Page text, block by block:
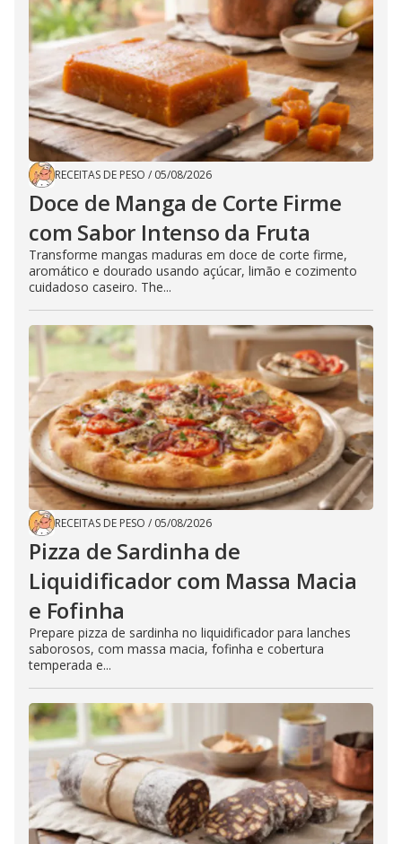
RECEITAS DE PESO / 05/08/2026
Doce de Manga de Corte Firme
com Sabor Intenso da Fruta
Transforme mangas maduras em doce de corte firme,
aromático e dourado usando açúcar, limão e cozimento
cuidadoso caseiro. The...
RECEITAS DE PESO / 05/08/2026
Pizza de Sardinha de
Liquidificador com Massa Macia
e Fofinha
Prepare pizza de sardinha no liquidificador para lanches
saborosos, com massa macia, fofinha e cobertura
temperada e...